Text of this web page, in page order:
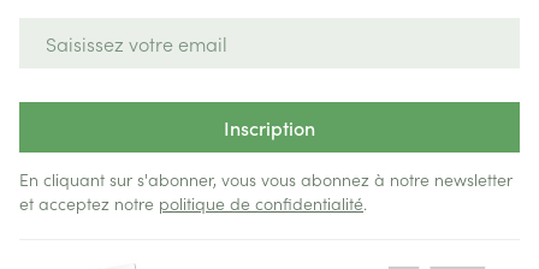
Inscription
En cliquant sur s'abonner, vous vous abonnez à notre newsletter
et acceptez notre politique de confidentialité.